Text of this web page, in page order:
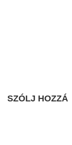
SZÓLJ HOZZÁ